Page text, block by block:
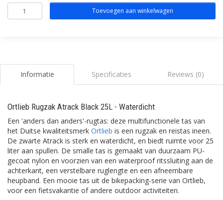
Toevoegen aan winkelwagen
Informatie Specificaties Reviews (0)
Ortlieb Rugzak Atrack Black 25L - Waterdicht
Een 'anders dan anders'-rugtas: deze multifunctionele tas van
het Duitse kwaliteitsmerk Ortlieb is een rugzak en reistas ineen.
De zwarte Atrack is sterk en waterdicht, en biedt ruimte voor 25
liter aan spullen. De smalle tas is gemaakt van duurzaam PU-
gecoat nylon en voorzien van een waterproof ritssluiting aan de
achterkant, een verstelbare ruglengte en een afneembare
heupband. Een mooie tas uit de bikepacking-serie van Ortlieb,
voor een fietsvakantie of andere outdoor activiteiten.